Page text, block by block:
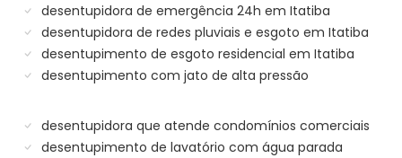
desentupidora de emergência 24h em Itatiba
desentupidora de redes pluviais e esgoto em Itatiba
desentupimento de esgoto residencial em Itatiba
desentupimento com jato de alta pressão
desentupidora que atende condomínios comerciais
desentupimento de lavatório com água parada